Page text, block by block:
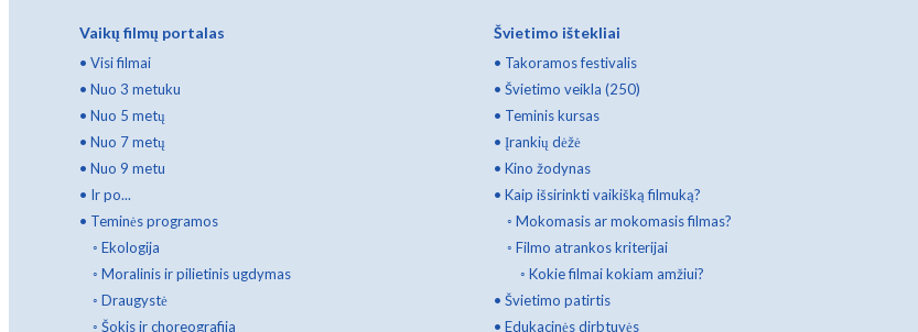
Vaikų filmų portalas
• Visi filmai
• Nuo 3 metuku
• Nuo 5 metų
• Nuo 7 metų
• Nuo 9 metu
• Ir po...
• Teminės programos
◦ Ekologija
◦ Moralinis ir pilietinis ugdymas
◦ Draugystė
◦ Šokis ir choreografija
Švietimo ištekliai
• Takoramos festivalis
• Švietimo veikla (250)
• Teminis kursas
• Įrankių dėžė
• Kino žodynas
• Kaip išsirinkti vaikišką filmuką?
◦ Mokomasis ar mokomasis filmas?
◦ Filmo atrankos kriterijai
◦ Kokie filmai kokiam amžiui?
• Švietimo patirtis
• Edukacinės dirbtuvės